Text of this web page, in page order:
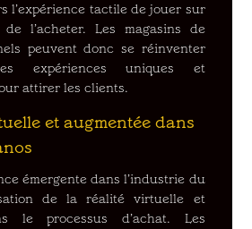
l’expérience tactile de jouer sur
l’acheter. Les magasins de
peuvent donc se réinventer
expériences uniques et
attirer les clients.
et augmentée dans
émergente dans l’industrie du
de la réalité virtuelle et
le processus d’achat. Les